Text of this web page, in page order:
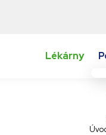
Lékárny